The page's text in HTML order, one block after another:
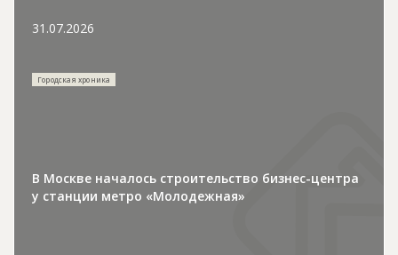
31.07.2026
Городская хроника
В Москве началось строительство бизнес-центра
у станции метро «Молодежная»